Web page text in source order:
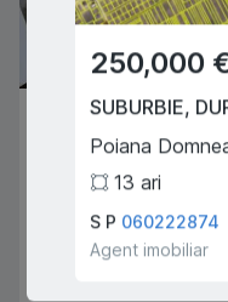
103,900 €
CHIȘINĂU, RÂȘCANI
Nicolae Dimo
1 64 m
250,000
SUBURBIE,
Poiana
13 ari
S P 060222874
Agent imobiliar